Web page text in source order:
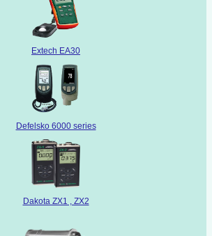
Extech EA30
Defelsko 6000 series
Dakota ZX1 , ZX2